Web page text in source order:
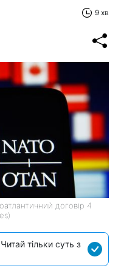
9 хв
договір 4
тільки суть з